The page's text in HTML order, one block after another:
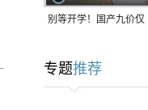
别等开学！国产九价仅
紧打
专题推荐